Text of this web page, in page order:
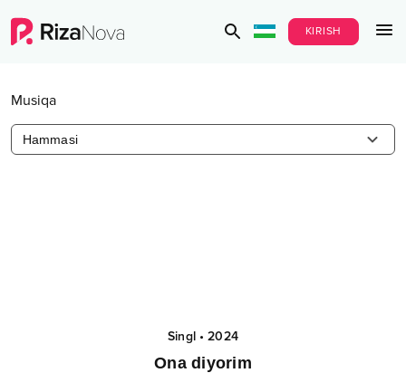
KIRISH
Musiqa
Hammasi
Singl•2024
Ona diyorim